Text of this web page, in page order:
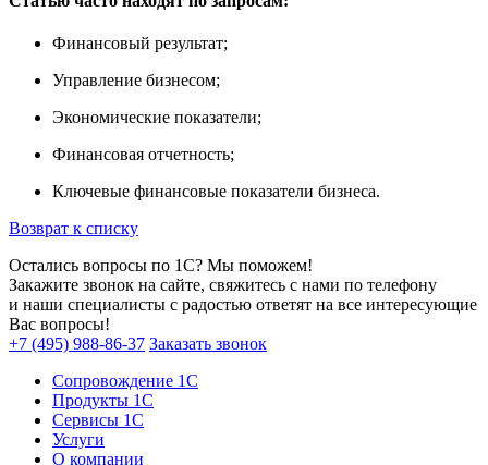
Финансовый результат;
Управление бизнесом;
Экономические показатели;
Финансовая отчетность;
Ключевые финансовые показатели бизнеса.
Возврат к списку
Остались вопросы по 1С? Мы поможем!
Закажите звонок на сайте, свяжитесь с нами по телефону
и наши специалисты с радостью ответят на все интересующие
Вас вопросы!
+7 (495) 988-86-37 Заказать звонок
Сопровождение 1С
Продукты 1С
Сервисы 1С
Услуги
О компании